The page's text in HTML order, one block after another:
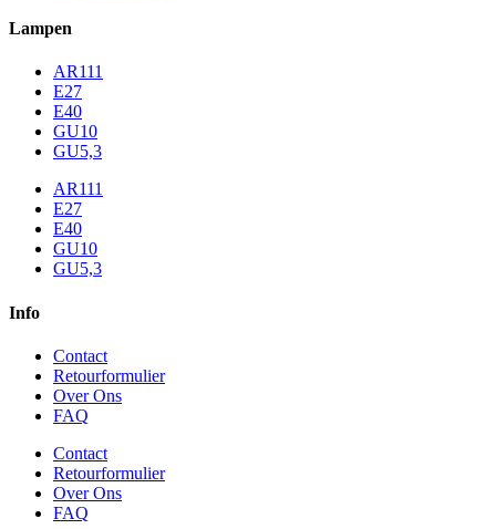
Lampen
AR111
E27
E40
GU10
GU5,3
AR111
E27
E40
GU10
GU5,3
Info
Contact
Retourformulier
Over Ons
FAQ
Contact
Retourformulier
Over Ons
FAQ